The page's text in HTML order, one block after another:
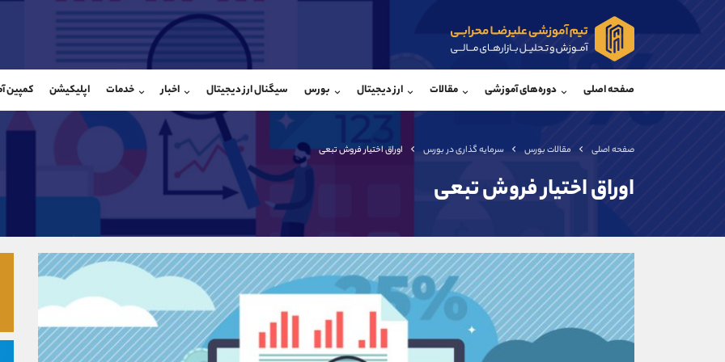
صفحه اصلی دوره‌های آموزشی مقالات ارز دیجیتال بورس سیگنال ارز دیجیتال اخبار خدمات اپلیکیشن کمپین
صفحه اصلی مقالات بورس سرمایه گذاری در بورس اوراق اختیار فروش تبعی
اوراق اختیار فروش تبعی
@Armteam_admin_por
شروع گفتگو
@Armteam_admin_33
118
واتساپ
تلفن
بدون پیش شماره
اینستاگرام
کانال تلگرام
کانال بله